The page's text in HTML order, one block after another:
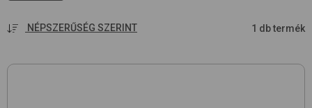
NÉPSZERŰSÉG SZERINT 1 db termék